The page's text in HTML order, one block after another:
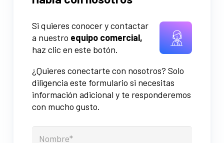
Si quieres conocer y contactar
a nuestro equipo comercial,
haz clic en este botón.
¿Quieres conectarte con nosotros? Solo
diligencia este formulario si necesitas
información adicional y te responderemos
con mucho gusto.